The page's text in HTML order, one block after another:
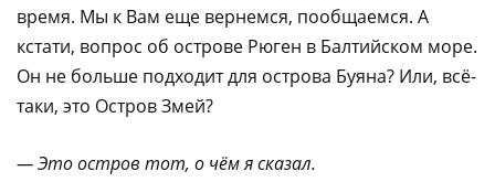
время. Мы к Вам еще вернемся, пообщаемся. А
кстати, вопрос об острове Рюген в Балтийском море.
Он не больше подходит для острова Буяна? Или, всё-
таки, это Остров Змей?
— Это остров тот, о чём я сказал.